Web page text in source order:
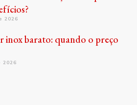
2026
inox barato: quando o preço
2026